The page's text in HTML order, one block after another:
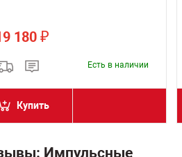
180 ₽
Есть в наличии
Купить
Импульсные